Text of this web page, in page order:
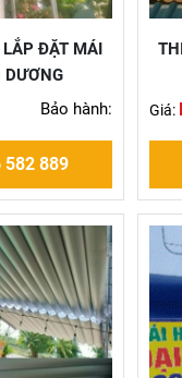
ĐẶT MÁI
DƯƠNG
Bảo hành:
889
Giá: